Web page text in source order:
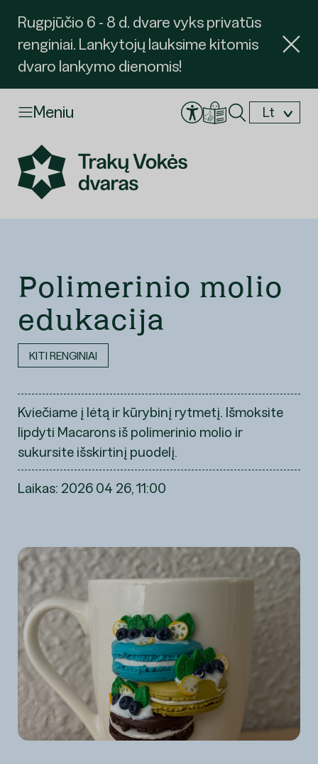
Rugpjūčio 6 - 8 d. dvare vyks privatūs
renginiai. Lankytojų lauksime kitomis
dvaro lankymo dienomis!
Meniu
Lt
Polimerinio molio
edukacija
KITI RENGINIAI
Kviečiame į lėtą ir kūrybinį rytmetį. Išmoksite
lipdyti Macarons iš polimerinio molio ir
sukursite išskirtinį puodelį.
Laikas: 2026 04 26, 11:00
Užsakyti